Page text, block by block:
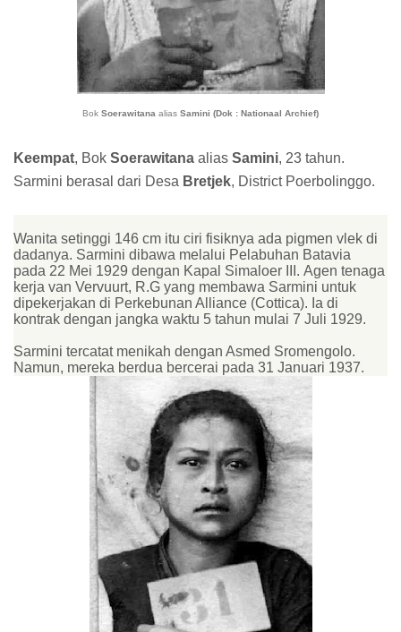
Bok Soerawitana alias Samini (Dok : Nationaal Archief)
Keempat, Bok Soerawitana alias Samini, 23 tahun.
Sarmini berasal dari Desa Bretjek, District Poerbolinggo.
Wanita setinggi 146 cm itu ciri fisiknya ada pigmen vlek di
dadanya. Sarmini dibawa melalui Pelabuhan Batavia
pada 22 Mei 1929 dengan Kapal Simaloer III. Agen tenaga
kerja van Vervuurt, R.G yang membawa Sarmini untuk
dipekerjakan di Perkebunan Alliance (Cottica). Ia di
kontrak dengan jangka waktu 5 tahun mulai 7 Juli 1929.
Sarmini tercatat menikah dengan Asmed Sromengolo.
Namun, mereka berdua bercerai pada 31 Januari 1937.